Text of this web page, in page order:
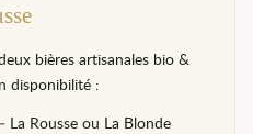
bières artisanales bio &
disponibilité :
La Rousse ou La Blonde